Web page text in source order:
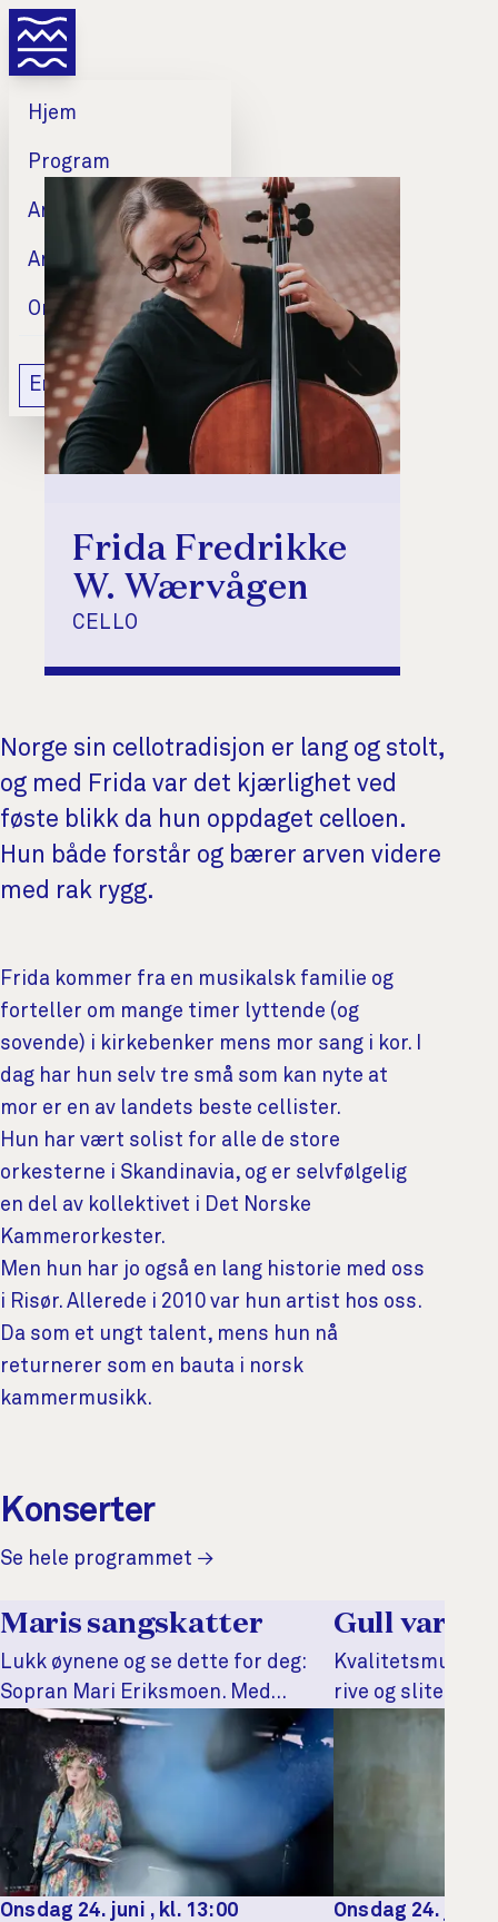
Hjem
Program
Artister
Artikler
Om oss
English
Frida Fredrikke
W. Wærvågen
CELLO
Norge sin cellotradisjon er lang og stolt,
og med Frida var det kjærlighet ved
føste blikk da hun oppdaget celloen.
Hun både forstår og bærer arven videre
med rak rygg.
Om artisten
Frida kommer fra en musikalsk familie og
forteller om mange timer lyttende (og
sovende) i kirkebenker mens mor sang i kor. I
dag har hun selv tre små som kan nyte at
mor er en av landets beste cellister.
Hun har vært solist for alle de store
orkesterne i Skandinavia, og er selvfølgelig
en del av kollektivet i Det Norske
Kammerorkester.
Men hun har jo også en lang historie med oss
i Risør. Allerede i 2010 var hun artist hos oss.
Da som et ungt talent, mens hun nå
returnerer som en bauta i norsk
kammermusikk.
Konserter
Se hele programmet →
Maris sangskatter
Lukk øynene og se dette for deg:
Sopran Mari Eriksmoen. Med
sommerkjole i en grønn og frodig
hage, og den verdenskjente
stemmen som fyller hele hjertet.
Dato og tid
Onsdag 24. juni , kl. 13:00
Sted
Gull varer
Kvalitetsmusikk
rive og slite, vri
fulle friheter
Dato og tid
Onsdag 24. juni ,
Sted